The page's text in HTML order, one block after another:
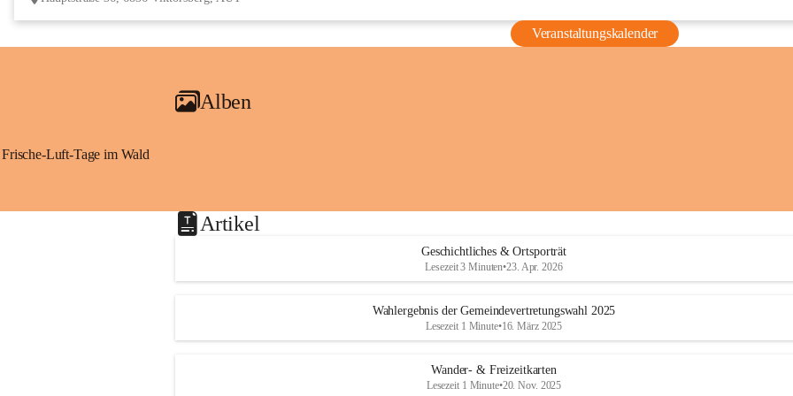
Veranstaltungskalender
Alben
Frische-Luft-Tage im Wald
Artikel
Geschichtliches & Ortsporträt
Lesezeit 3 Minuten•23. Apr. 2026
Wahlergebnis der Gemeindevertretungswahl 2025
Lesezeit 1 Minute•16. März 2025
Wander- & Freizeitkarten
Lesezeit 1 Minute•20. Nov. 2025